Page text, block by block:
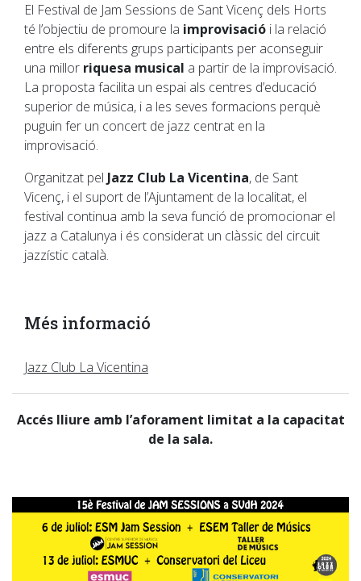
El Festival de Jam Sessions de Sant Vicenç dels Horts
té l’objectiu de promoure la improvisació i la relació
entre els diferents grups participants per aconseguir
una millor riquesa musical a partir de la improvisació.
La proposta facilita un espai als centres d’educació
superior de música, i a les seves formacions perquè
puguin fer un concert de jazz centrat en la
improvisació.
Organitzat pel Jazz Club La Vicentina, de Sant
Vicenç, i el suport de l’Ajuntament de la localitat, el
festival continua amb la seva funció de promocionar el
jazz a Catalunya i és considerat un clàssic del circuit
jazzístic català.
Més informació
Jazz Club La Vicentina
Accés lliure amb l’aforament limitat a la capacitat
de la sala.